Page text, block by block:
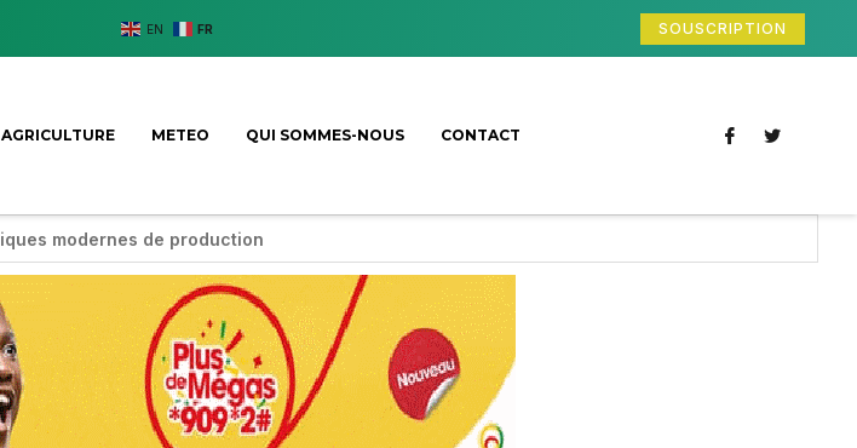
EN FR SOUSCRIPTION
AGRICULTURE METEO QUI SOMMES-NOUS CONTACT
modernes de production